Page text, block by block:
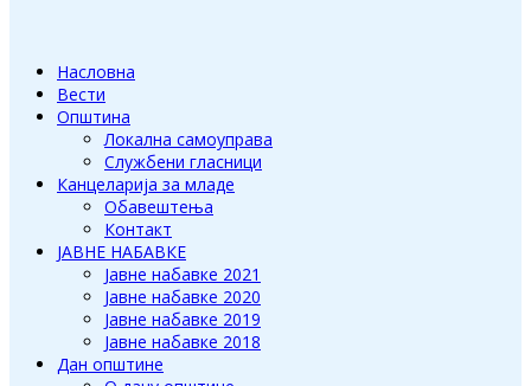
Насловна
Вести
Општина
Локална самоуправа
Службени гласници
Канцеларија за младе
Обавештења
Контакт
ЈАВНЕ НАБАВКЕ
Јавне набавке 2021
Јавне набавке 2020
Јавне набавке 2019
Јавне набавке 2018
Дан општине